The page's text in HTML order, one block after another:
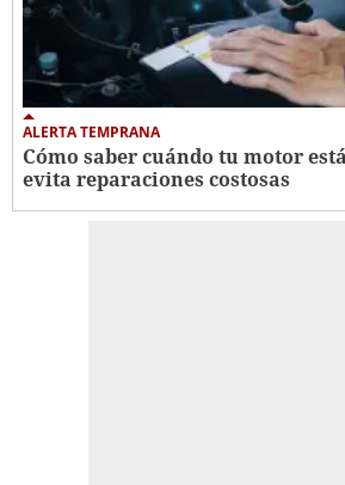
ALERTA TEMPRANA
Cómo saber cuándo tu motor
evita reparaciones costosas